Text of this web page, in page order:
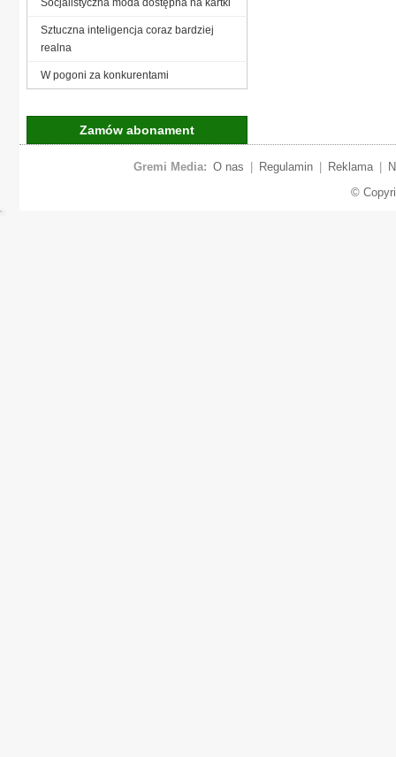
Sztuczna inteligencja coraz bardziej
realna
W pogoni za konkurentami
Zamów abonament
Gremi Media: O nas Regulamin Reklama
©